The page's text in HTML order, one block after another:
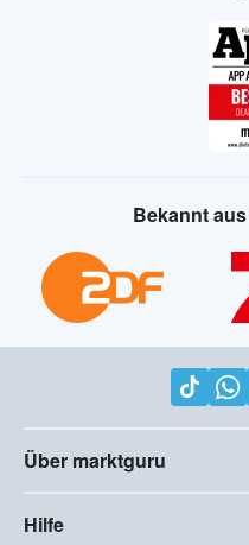
Bekannt
Über marktguru
Hilfe